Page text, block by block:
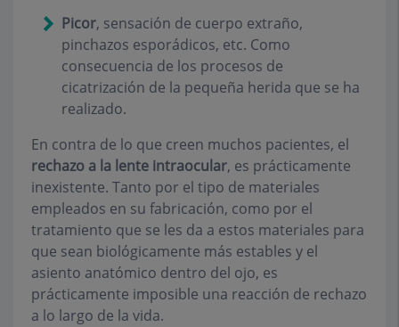
Picor, sensación de cuerpo extraño,
pinchazos esporádicos, etc. Como
consecuencia de los procesos de
cicatrización de la pequeña herida que se ha
realizado.
En contra de lo que creen muchos pacientes, el
rechazo a la lente intraocular, es prácticamente
inexistente. Tanto por el tipo de materiales
empleados en su fabricación, como por el
tratamiento que se les da a estos materiales para
que sean biológicamente más estables y el
asiento anatómico dentro del ojo, es
prácticamente imposible una reacción de rechazo
a lo largo de la vida.